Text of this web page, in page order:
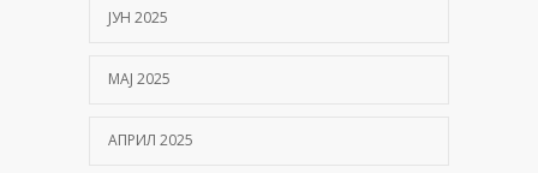
ЈУН 2025
МАЈ 2025
АПРИЛ 2025